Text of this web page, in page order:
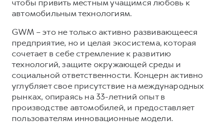
чтобы привить местным учащимся любовь к
автомобильным технологиям.
GWM – это не только активно развивающееся
предприятие, но и целая экосистема, которая
сочетает в себе стремление к развитию
технологий, защите окружающей среды и
социальной ответственности. Концерн активно
углубляет свое присутствие на международных
рынках, опираясь на 33-летний опыт в
производстве автомобилей, и предоставляет
пользователям инновационные модели.